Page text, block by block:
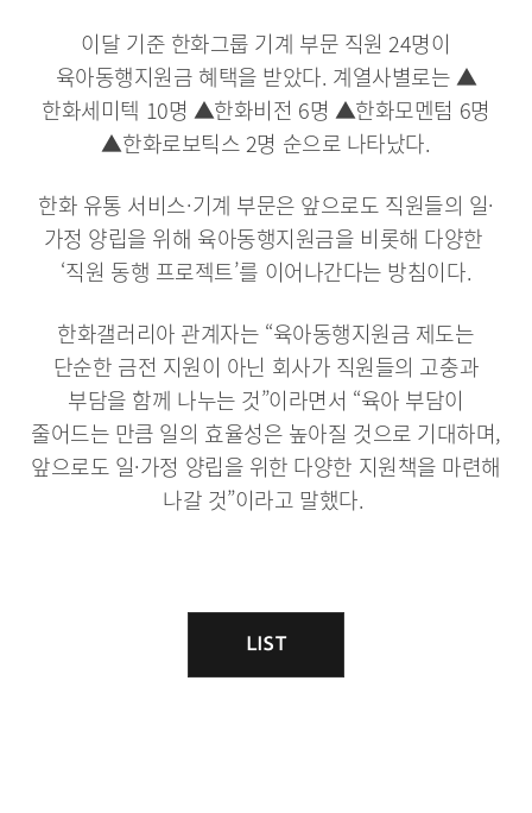
이달 기준 한화그룹 기계 부문 직원 24명이
육아동행지원금 혜택을 받았다. 계열사별로는 ▲
한화세미텍 10명 ▲한화비전 6명 ▲한화모멘텀 6명
▲한화로보틱스 2명 순으로 나타났다.
한화 유통 서비스·기계 부문은 앞으로도 직원들의 일·
가정 양립을 위해 육아동행지원금을 비롯해 다양한
‘직원 동행 프로젝트’를 이어나간다는 방침이다.
한화갤러리아 관계자는 “육아동행지원금 제도는
단순한 금전 지원이 아닌 회사가 직원들의 고충과
부담을 함께 나누는 것”이라면서 “육아 부담이
줄어드는 만큼 일의 효율성은 높아질 것으로 기대하며,
앞으로도 일·가정 양립을 위한 다양한 지원책을 마련해
나갈 것”이라고 말했다.
LIST목